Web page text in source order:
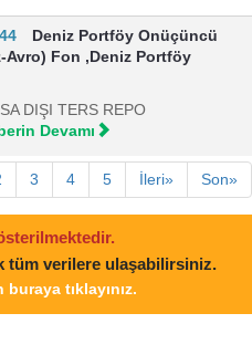
Deniz Portföy Onüçüncü
Avro) Fon ,Deniz Portföy
DIŞI TERS REPO
Devamı
3 4 5 İleri» Son»
tüm verilere ulaşabilirsiniz.
tıklayınız.